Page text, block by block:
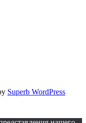
Superb WordPress